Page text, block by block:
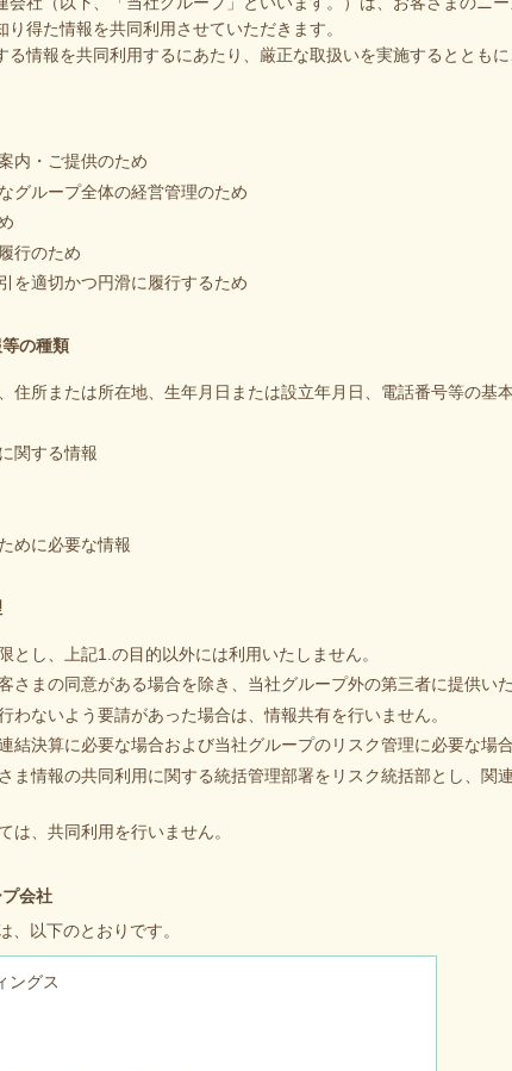
得た情報を共同利用させていただきます。
情報を共同利用するにあたり、厳正な取扱いを実施するととも
内・ご提供のため
グループ全体の経営管理のため
行のため
を適切かつ円滑に履行するため
の種類
住所または所在地、生年月日または設立年月日、電話番号等の基
関する情報
めに必要な情報
とし、上記1.の目的以外には利用いたしません。
さまの同意がある場合を除き、当社グループ外の第三者に提供いた
わないよう要請があった場合は、情報共有を行いません。
結決算に必要な場合および当社グループのリスク管理に必要な場
ま情報の共同利用に関する統括管理部署をリスク統括部とし、関
は、共同利用を行いません。
会社
、以下のとおりです。
ングス